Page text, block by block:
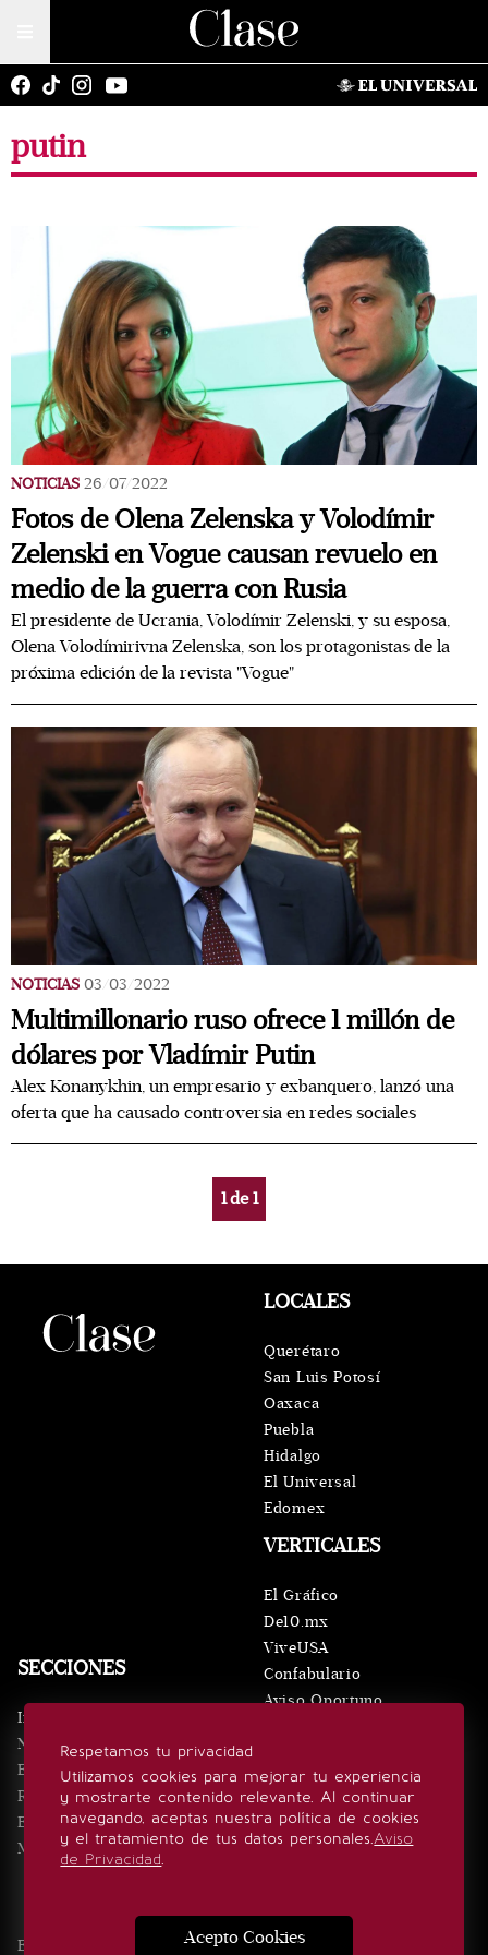
putin
NOTICIAS 26/07/2022
Fotos de Olena Zelenska y Volodímir
Zelenski en Vogue causan revuelo en
medio de la guerra con Rusia
El presidente de Ucrania, Volodímir Zelenski, y su esposa,
Olena Volodímirivna Zelenska, son los protagonistas de la
próxima edición de la revista "Vogue"
NOTICIAS 03/03/2022
Multimillonario ruso ofrece 1 millón de
dólares por Vladímir Putin
Alex Konanykhin, un empresario y exbanquero, lanzó una
oferta que ha causado controversia en redes sociales
1de1
Respetamos tu privacidad
Utilizamos cookies para mejorar tu experiencia
y mostrarte contenido relevante. Al continuar
navegando, aceptas nuestra política de cookies
y el tratamiento de tus datos personales.Aviso
de Privacidad.
Acepto Cookies
SECCIONES
Inicio
Noticias
Eventos
Realeza
Estilo de vida
Minuto x Minuto
VERTICALES
El Gráfico
De10.mx
ViveUSA
Confabulario
Aviso Oportuno
LOCALES
Querétaro
San Luis Potosí
Oaxaca
Puebla
Hidalgo
El Universal
Edomex
SÍGUENOS
Edición Impresa Noticias Quiénes somos